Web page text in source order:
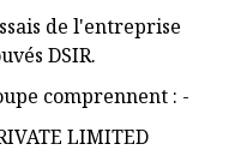
de l'entreprise
DSIR.
comprennent : -
LIMITED